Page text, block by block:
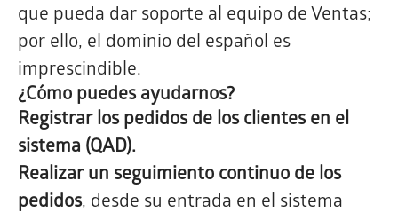
que pueda dar soporte al equipo de Ventas;
por ello, el dominio del español es
imprescindible.
¿Cómo puedes ayudarnos?
Registrar los pedidos de los clientes en el
sistema (QAD).
Realizar un seguimiento continuo de los
pedidos, desde su entrada en el sistema